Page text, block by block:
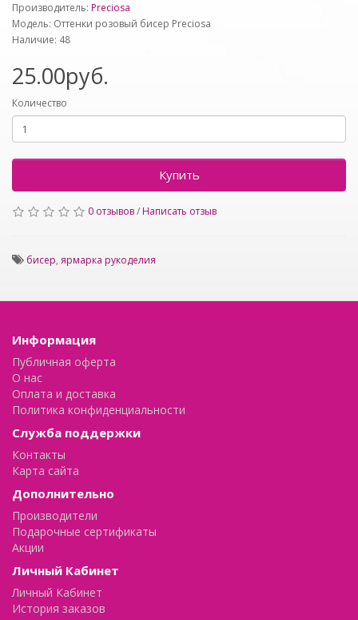
Производитель: Preciosa
Модель: Оттенки розовый бисер Preciosa
Наличие: 48
25.00руб.
Количество
Купить
0 отзывов/ Написать отзыв
бисер, ярмарка рукоделия
Информация
Публичная оферта
О нас
Оплата и доставка
Политика конфиденциальности
Служба поддержки
Контакты
Карта сайта
Дополнительно
Производители
Подарочные сертификаты
Акции
Личный Кабинет
Личный Кабинет
История заказов